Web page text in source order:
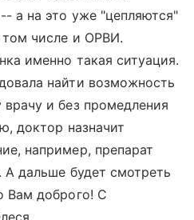
а на это уже "цепляются"
том числе и ОРВИ.
именно такая ситуация.
найти возможность
врачу и без промедления
доктор назначит
например, препарат
дальше будет смотреть
Вам доброго! С